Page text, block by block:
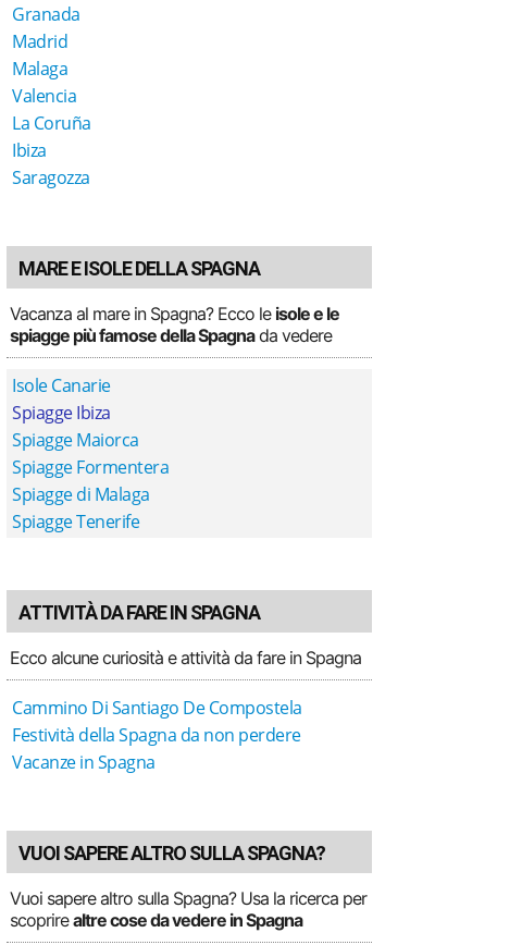
Granada
Madrid
Malaga
Valencia
La Coruña
Ibiza
Saragozza
MARE E ISOLE DELLA SPAGNA
Vacanza al mare in Spagna? Ecco le isole e le
spiagge più famose della Spagnada vedere
Isole Canarie
Spiagge Ibiza
Spiagge Maiorca
Spiagge Formentera
Spiagge di Malaga
Spiagge Tenerife
ATTIVITÀ DA FARE IN SPAGNA
Ecco alcune curiosità e attività da fare in Spagna
Cammino Di Santiago De Compostela
Festività della Spagna da non perdere
Vacanze in Spagna
VUOI SAPERE ALTRO SULLA SPAGNA?
Vuoi sapere altro sulla Spagna? Usa la ricerca per
scoprirealtre cose da vedere in Spagna